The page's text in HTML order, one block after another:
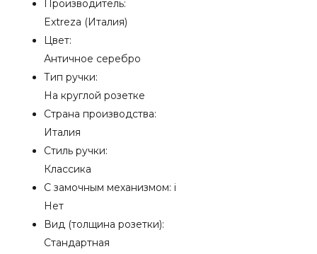
розетке
античное
серебро
Производитель:
Extreza (Италия)
Цвет:
Античное серебро
Тип ручки:
На круглой розетке
Страна производства:
Италия
Стиль ручки:
Классика
С замочным механизмом: i
Нет
Вид (толщина розетки):
Стандартная